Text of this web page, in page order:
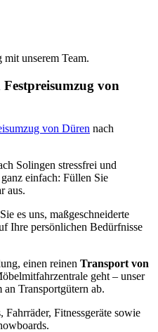
unserem Team.
von
von Düren nach
Solingen stressfrei und
einfach: Füllen Sie
aus.
es uns, maßgeschneiderte
Ihre persönlichen Bedürfnisse
einen reinen Transport von
geht – unser
Transportgütern ab.
Fitnessgeräte sowie